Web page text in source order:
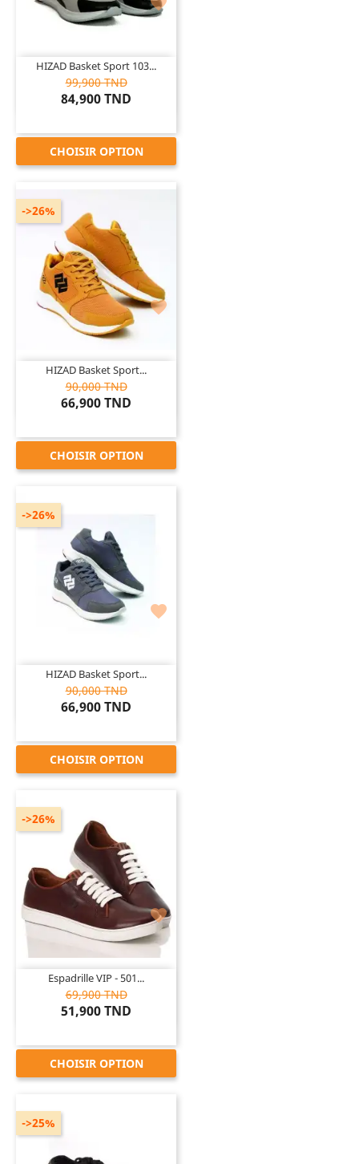
HIZAD Basket Sport 103...
99,900 TND
84,900 TND
CHOISIR OPTION

HIZAD Basket Sport...
90,000 TND
66,900 TND
->26%
CHOISIR OPTION

HIZAD Basket Sport...
90,000 TND
66,900 TND
->26%
CHOISIR OPTION

Espadrille VIP - 501...
69,900 TND
51,900 TND
->26%
CHOISIR OPTION
->25%